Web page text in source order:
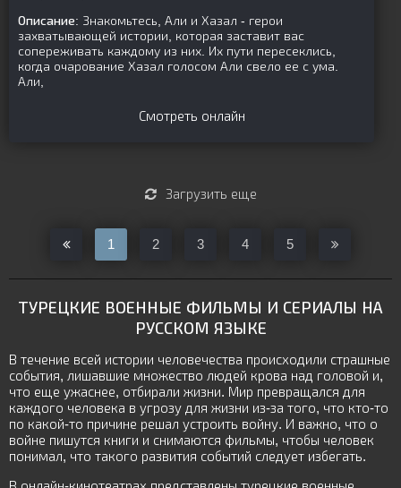
ТУРЕЦКИЕ ВОЕННЫЕ ФИЛЬМЫ И СЕРИАЛЫ НА
РУССКОМ ЯЗЫКЕ
В течение всей истории человечества происходили страшные
события, лишавшие множество людей крова над головой и,
что еще ужаснее, отбирали жизни. Мир превращался для
каждого человека в угрозу для жизни из-за того, что кто-то
по какой-то причине решал устроить войну. И важно, что о
войне пишутся книги и снимаются фильмы, чтобы человек
понимал, что такого развития событий следует избегать.
Описание: Знакомьтесь, Али и Хазал - герои
захватывающей истории, которая заставит вас
сопереживать каждому из них. Их пути пересеклись,
когда очарование Хазал голосом Али свело ее с ума.
Али,
Смотреть онлайн
Загрузить еще
1 2 3 4 5